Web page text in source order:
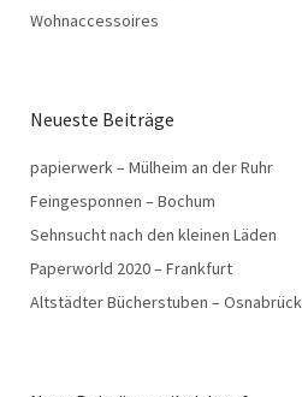
Wohnaccessoires
Neueste Beiträge
papierwerk – Mülheim an der Ruhr
Feingesponnen – Bochum
Sehnsucht nach den kleinen Läden
Paperworld 2020 – Frankfurt
Altstädter Bücherstuben – Osnabrück